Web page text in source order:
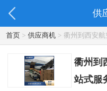
供
首页> 供应商机> 衢州到西安航
衢州到
站式服